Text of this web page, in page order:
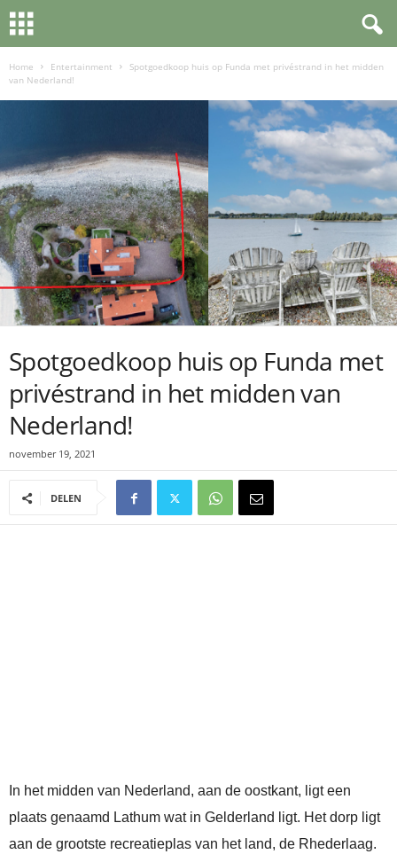
Home Entertainment
Spotgoedkoop huis op Funda met privéstrand in het midden
van Nederland!
Spotgoedkoop huis op Funda met
privéstrand in het midden van
Nederland!
november 19, 2021
DELEN
In het midden van Nederland, aan de oostkant, ligt een
plaats genaamd Lathum wat in Gelderland ligt. Het dorp ligt
aan de grootste recreatieplas van het land, de Rhederlaag.